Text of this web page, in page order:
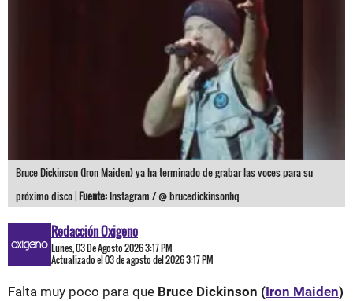
Bruce Dickinson (Iron Maiden) ya ha terminado de grabar las voces para su
próximo disco |Fuente: Instagram / @ brucedickinsonhq
Redacción Oxigeno
Lunes, 03 De Agosto 2026 3:17 PM
Actualizado el 03 de agosto del 2026 3:17 PM
Falta muy poco para que Bruce Dickinson (Iron Maiden)